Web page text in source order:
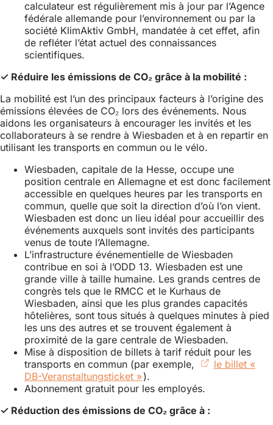
calculateur est régulièrement mis à jour par l’Agence
fédérale allemande pour l’environnement ou par la
société KlimAktiv GmbH, mandatée à cet effet, afin
de refléter l’état actuel des connaissances
scientifiques.
✓ Réduire les émissions de CO₂ grâce à la mobilité :
La mobilité est l’un des principaux facteurs à l’origine des
émissions élevées de CO₂ lors des événements. Nous
aidons les organisateurs à encourager les invités et les
collaborateurs à se rendre à Wiesbaden et à en repartir en
utilisant les transports en commun ou le vélo.
Wiesbaden, capitale de la Hesse, occupe une
position centrale en Allemagne et est donc facilement
accessible en quelques heures par les transports en
commun, quelle que soit la direction d’où l’on vient.
Wiesbaden est donc un lieu idéal pour accueillir des
événements auxquels sont invités des participants
venus de toute l’Allemagne.
L’infrastructure événementielle de Wiesbaden
contribue en soi à l’ODD 13. Wiesbaden est une
grande ville à taille humaine. Les grands centres de
congrès tels que le RMCC et le Kurhaus de
Wiesbaden, ainsi que les plus grandes capacités
hôtelières, sont tous situés à quelques minutes à pied
les uns des autres et se trouvent également à
proximité de la gare centrale de Wiesbaden.
Mise à disposition de billets à tarif réduit pour les
transports en commun (par exemple,
le billet «
DB-Veranstaltungsticket »(S'ouvre
dans
nouvel
).
Abonnement gratuit pour les employés.
✓ Réduction des émissions de CO₂ grâce à :